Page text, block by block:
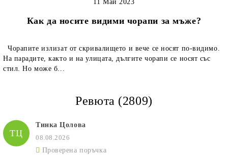
Как да носите видими чорапи за мъже?
11 Май 2023
Чорапите излизат от скривалището и вече се носят по-видимо.
На парадите, както и на улицата, дългите чорапи се носят със
стил. Но може б...
Ревюта (2809)
ТЦ
Тинка Цолова
08.08.2026
Проверена поръчка